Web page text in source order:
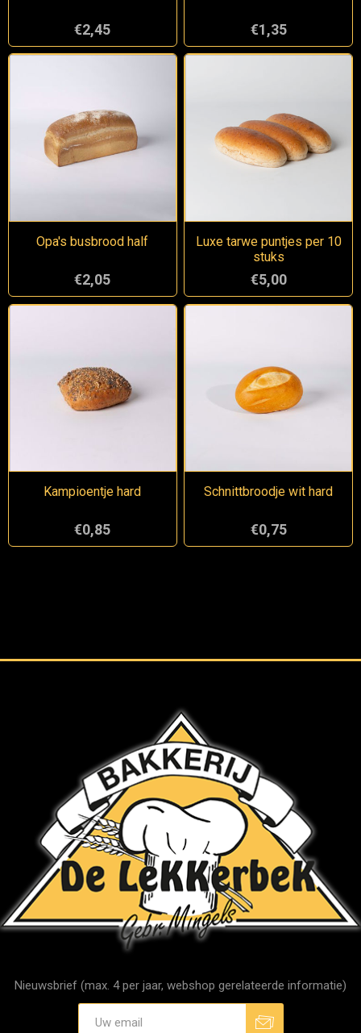
€2,45 €1,35
Opa's busbrood half
€2,05
Luxe tarwe puntjes per 10
stuks
€5,00
Kampioentje hard
€0,85
Schnittbroodje wit hard
€0,75
Nieuwsbrief (max. 4 per jaar, webshop gerelateerde informatie)